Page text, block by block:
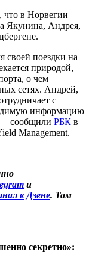
что в Норвегии
Якунина, Андрея,
своей поездки на
природой,
о чем
сетях. Андрей,
с
информацию
— сообщили РБК в
Management.
и
в Дзене. Там
секретно»: